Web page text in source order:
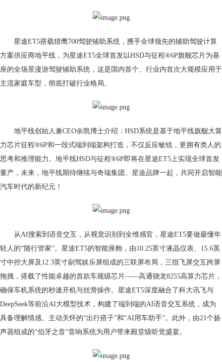
星途ET5搭载猎鹰700驾驶辅助系统，携手全球领先的辅助驾驶计算
方案供应商地平线，为星途ET5全球首发以HSD与征程®6P旗舰芯片为基
座的全场景漫游驾驶辅助系统，这是国内首个、行业内首次大规模应用于
主流家庭车型，彻底打破行业格局。
地平线创始人兼CEO余凯博士介绍：HSD系统是基于地平线旗舰大算
力芯片征程®6P和一段式端到端架构打造，不仅反应敏锐，更拥有类人的
思考和推理能力。地平线HSD与征程®6P即将在星途ET5上实现全球首发
量产，未来，地平线期待继续与奇瑞集团、星途品牌一起，共同开启智能
汽车时代的新纪元！
从AI搜索到语音交互，从视觉识别到全维感官，星途ET5要做最懂年
轻人的“随行管家”。星途ET5的智能座舱，由10.25英寸液晶仪表、15.6英
寸中控大屏及12.3英寸副驾娱乐屏组成的三联屏布局，三指飞屏交互跨屏
拖拽，搭载了性能卓越的首款车规级芯片——高通骁龙8255高算力芯片，
确保车机系统的秒速开机与丝滑操作。星途ET5深度融合了科大讯飞与
DeepSeek等前沿AI大模型技术，构建了端到端的AI语音交互系统，成为
具备理解情感、主动关怀的“出行搭子”和“AI用车助手”。此外，由21个扬
声器组成的“伯牙之音”音响系统为用户带来殿堂级听觉盛宴。